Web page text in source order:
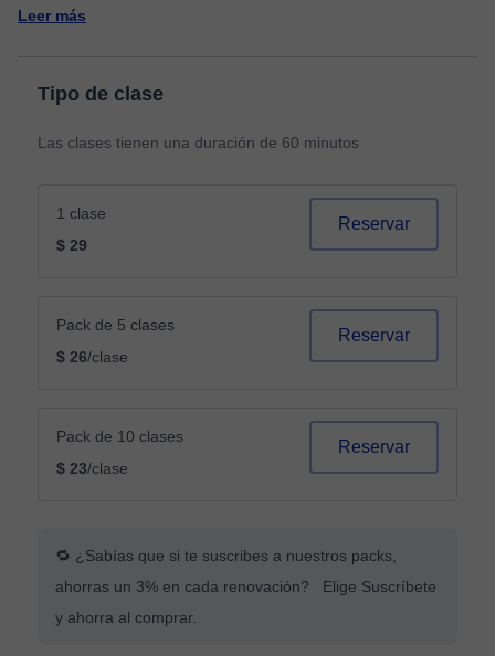
Leer más
Tipo de clase
Las clases tienen una duración de 60 minutos
1 clase
$ 29
Reservar
Pack de 5 clases
$ 26/clase
Reservar
Pack de 10 clases
$ 23/clase
Reservar
🔁 ¿Sabías que si te suscribes a nuestros packs,
ahorras un 3% en cada renovación? Elige Suscríbete
y ahorra al comprar.